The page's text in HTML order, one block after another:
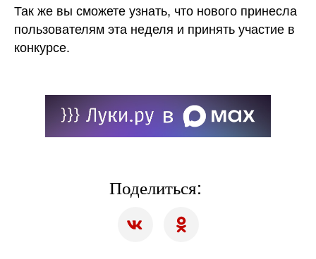
Так же вы сможете узнать, что нового принесла
пользователям эта неделя и принять участие в
конкурсе.
Поделиться: